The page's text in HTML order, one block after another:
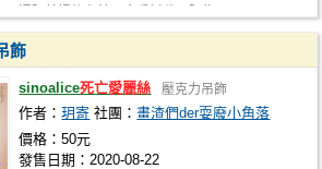
飾
sinoalice死亡愛麗絲 壓克力吊飾
作者：玥寄 社團：畫渣們der耍廢小角落
價格：50元
發售日期：2020-08-22